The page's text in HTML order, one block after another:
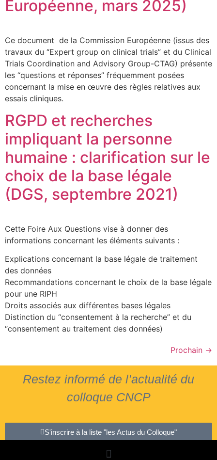
Européenne, mars 2025)
Ce document de la Commission Européenne (issus des
travaux du “Expert group on clinical trials” et du Clinical
Trials Coordination and Advisory Group-CTAG) présente
les “questions et réponses” fréquemment posées
concernant la mise en œuvre des règles relatives aux
essais cliniques.
RGPD et recherches
impliquant la personne
humaine : clarification sur le
choix de la base légale
(DGS, septembre 2021)
Cette Foire Aux Questions vise à donner des
informations concernant les éléments suivants :
Explications concernant la base légale de traitement
des données
Recommandations concernant le choix de la base légale
pour une RIPH
Droits associés aux différentes bases légales
Distinction du “consentement à la recherche” et du
“consentement au traitement des données)
Prochain →
Restez informé de l’actualité du
colloque CNCP
S'inscrire à la liste "les Actus du Colloque"